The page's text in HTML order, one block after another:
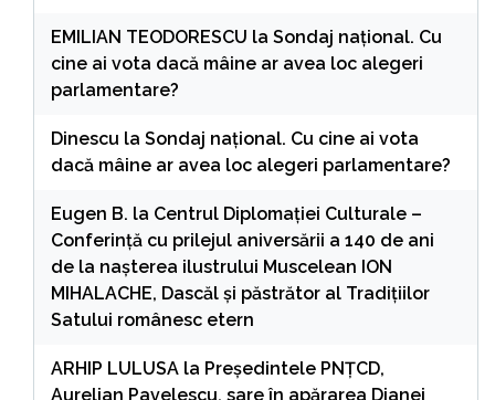
EMILIAN TEODORESCU la Sondaj național. Cu
cine ai vota dacă mâine ar avea loc alegeri
parlamentare?
Dinescu la Sondaj național. Cu cine ai vota
dacă mâine ar avea loc alegeri parlamentare?
Eugen B. la Centrul Diplomației Culturale –
Conferință cu prilejul aniversării a 140 de ani
de la nașterea ilustrului Muscelean ION
MIHALACHE, Dascăl și păstrător al Tradițiilor
Satului românesc etern
ARHIP LULUSA la Președintele PNȚCD,
Aurelian Pavelescu, sare în apărarea Dianei